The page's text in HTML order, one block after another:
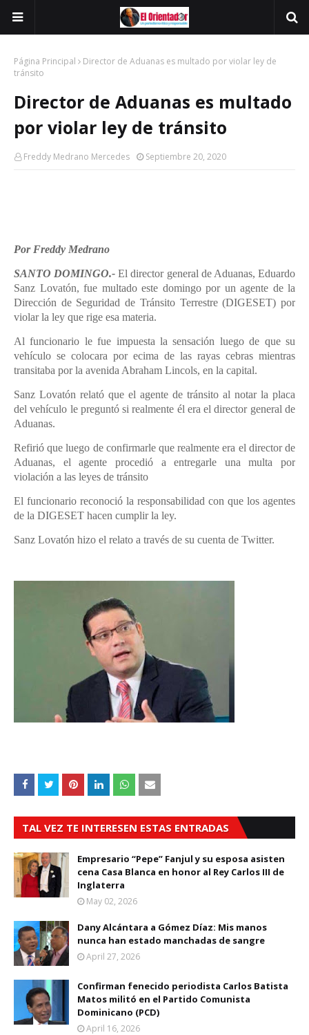
Página Principal
Director de Aduanas es multado por violar ley de
tránsito
Director de Aduanas es multado
por violar ley de tránsito
Freddy Medrano Mercedes Septiembre 20, 2020
Por Freddy Medrano
SANTO DOMINGO.- El director general de Aduanas, Eduardo
Sanz Lovatón, fue multado este domingo por un agente de la
Dirección de Seguridad de Tránsito Terrestre (DIGESET) por
violar la ley que rige esa materia.
Al funcionario le fue impuesta la sensación luego de que su
vehículo se colocara por ecima de las rayas cebras mientras
transitaba por la avenida Abraham Lincols, en la capital.
Sanz Lovatón relató que el agente de tránsito al notar la placa
del vehículo le preguntó si realmente él era el director general de
Aduanas.
Refirió que luego de confirmarle que realmente era el director de
Aduanas, el agente procedió a entregarle una multa por
violación a las leyes de tránsito
El funcionario reconoció la responsabilidad con que los agentes
de la DIGESET hacen cumplir la ley.
Sanz Lovatón hizo el relato a través de su cuenta de Twitter.
TAL VEZ TE INTERESEN ESTAS ENTRADAS
Empresario “Pepe” Fanjul y su esposa asisten
cena Casa Blanca en honor al Rey Carlos III de
Inglaterra
May 02, 2026
Dany Alcántara a Gómez Díaz: Mis manos
nunca han estado manchadas de sangre
April 27, 2026
Confirman fenecido periodista Carlos Batista
Matos militó en el Partido Comunista
Dominicano (PCD)
April 16, 2026